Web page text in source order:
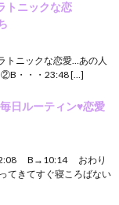
トニックな恋
トニックな恋愛…あの人
②B・・・23:48 […]
日ルーティン♥恋愛
B→10:14 おわり
てきてすぐ寝ころばない